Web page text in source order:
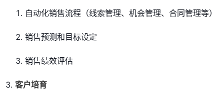
自动化销售流程（线索管理、机会管理、合同管理等）
销售预测和目标设定
销售绩效评估
客户培育